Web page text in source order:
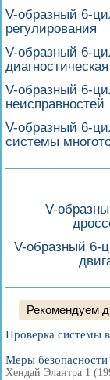
V-образный 6-
регулирования
V-образный 6-
V-образный 6-
неисправностей
V-образный 6-
системы
V-
V-образный 6-
Рекомендуем
Проверка системы
Меры безопасности
Хендай Элантра 1